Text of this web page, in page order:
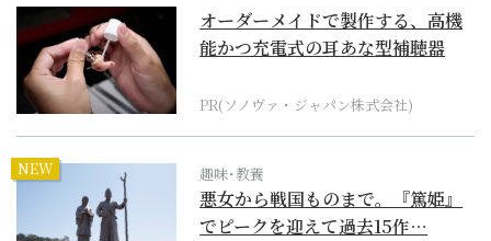
オーダーメイドで製作する、高機
能かつ充電式の耳あな型補聴器
PR(ソノヴァ・ジャパン株式会社)
NEW 趣味･教養
悪女から戦国ものまで。『篤姫』
でピークを迎えて過去15作…